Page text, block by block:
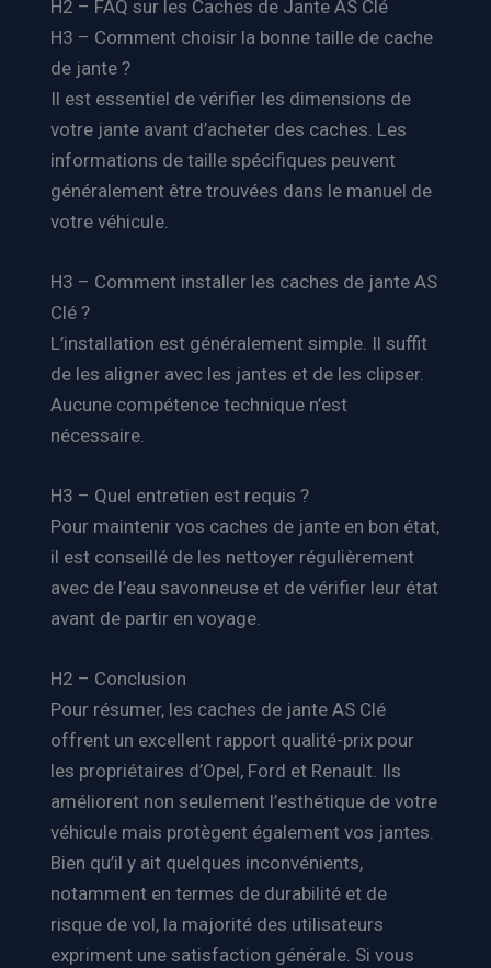
H2 – FAQ sur les Caches de Jante AS Clé
H3 – Comment choisir la bonne taille de cache
de jante ?
Il est essentiel de vérifier les dimensions de
votre jante avant d’acheter des caches. Les
informations de taille spécifiques peuvent
généralement être trouvées dans le manuel de
votre véhicule.
H3 – Comment installer les caches de jante AS
Clé ?
L’installation est généralement simple. Il suffit
de les aligner avec les jantes et de les clipser.
Aucune compétence technique n’est
nécessaire.
H3 – Quel entretien est requis ?
Pour maintenir vos caches de jante en bon état,
il est conseillé de les nettoyer régulièrement
avec de l’eau savonneuse et de vérifier leur état
avant de partir en voyage.
H2 – Conclusion
Pour résumer, les caches de jante AS Clé
offrent un excellent rapport qualité-prix pour
les propriétaires d’Opel, Ford et Renault. Ils
améliorent non seulement l’esthétique de votre
véhicule mais protègent également vos jantes.
Bien qu’il y ait quelques inconvénients,
notamment en termes de durabilité et de
risque de vol, la majorité des utilisateurs
expriment une satisfaction générale. Si vous